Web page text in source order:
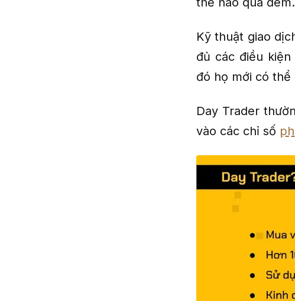
Kỹ thuật giao
đủ các điều
đó họ mới có
Day Trader
vào các chỉ số